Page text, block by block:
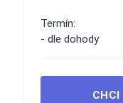
Termín:
- dle dohody